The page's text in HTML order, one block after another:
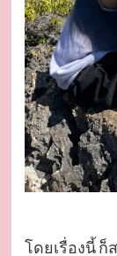
โดยเรื่องนี้